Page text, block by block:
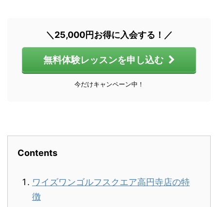
＼25,000円お得に入会する！／
無料体験レッスンを申し込む
今だけキャンペーン中！
Contents
ワイズワンゴルフスクエア高円寺店の特
徴